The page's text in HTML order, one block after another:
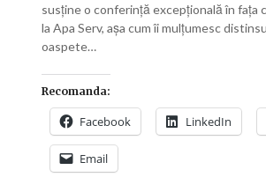
susține o conferință excepțională în fața
la Apa Serv, așa cum îi mulțumesc
oaspete…
Recomanda:
Facebook LinkedIn
Email